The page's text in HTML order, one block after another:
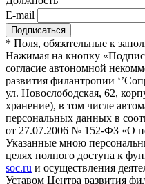
E-mail
* Поля, обязательные к
Нажимая на кнопку
согласие автономной
развития филантропии
ул. Новослободская, 62,
хранение), в том числе
персональных данных в
от 27.07.2006 № 152-ФЗ «О
Указанные мною
целях полного доступа к
soc.ru и осуществления
Уставом Центра развития